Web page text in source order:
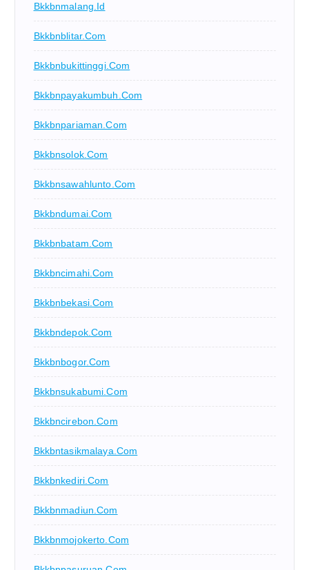
Bkkbnmalang.id
Bkkbnblitar.com
Bkkbnbukittinggi.com
Bkkbnpayakumbuh.com
Bkkbnpariaman.com
Bkkbnsolok.com
Bkkbnsawahlunto.com
Bkkbndumai.com
Bkkbnbatam.com
Bkkbncimahi.com
Bkkbnbekasi.com
Bkkbndepok.com
Bkkbnbogor.com
Bkkbnsukabumi.com
Bkkbncirebon.com
Bkkbntasikmalaya.com
Bkkbnkediri.com
Bkkbnmadiun.com
Bkkbnmojokerto.com